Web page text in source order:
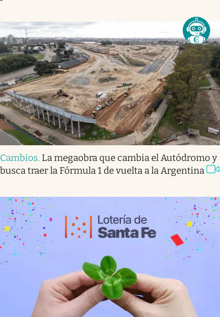
Cambios. La megaobra que cambia el Autódromo y
busca traer la Fórmula 1 de vuelta a la Argentina